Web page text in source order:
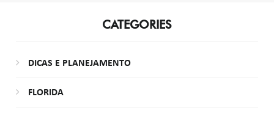
CATEGORIES
DICAS E PLANEJAMENTO
FLORIDA